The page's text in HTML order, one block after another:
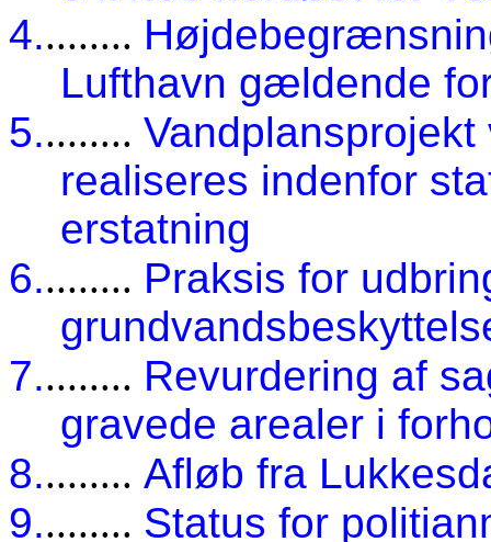
4.........
Lufthavn gældende
5.........
realiseres indenfor
erstatning
6......... Praksis for
7......... Revurdering af
gravede arealer i
8......... Afløb fra
9......... Status for